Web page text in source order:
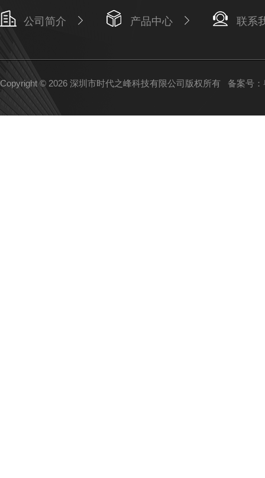
公司简介 产品中心 联系
Copyright © 2026 深圳市时代之峰科技有限公司版权所有 备案号